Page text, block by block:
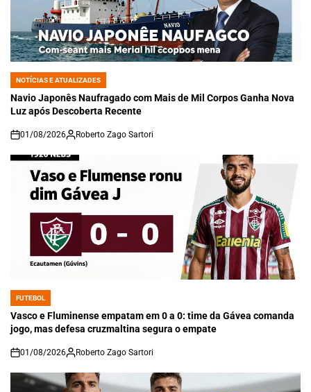
POSTED
IN
NOTÍCIAS E ATUALIZADES
Navio Japonês Naufragado com Mais de Mil Corpos Ganha Nova
Luz após Descoberta Recente
on
01/08/2026 Roberto Zago Sartori
POSTED
IN
FUTEBOL
Vasco e Fluminense empatam em 0 a 0: time da Gávea comanda
jogo, mas defesa cruzmaltina segura o empate
on
01/08/2026 Roberto Zago Sartori